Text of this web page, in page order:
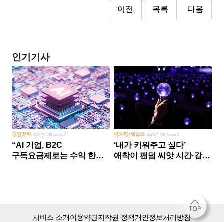
이전 목록 다음
인기기사
경영전략2026년 5월 Issue 2
“AI 기업, B2C
구독요금제로는 수익 한계
마케팅/세일즈 2026년 8월 Issue 1
‘내가 키워주고 싶다’
애착이 팬덤 씨앗 시간·감정
서비스 소개이용약관저작권 정책개인정보처리방침